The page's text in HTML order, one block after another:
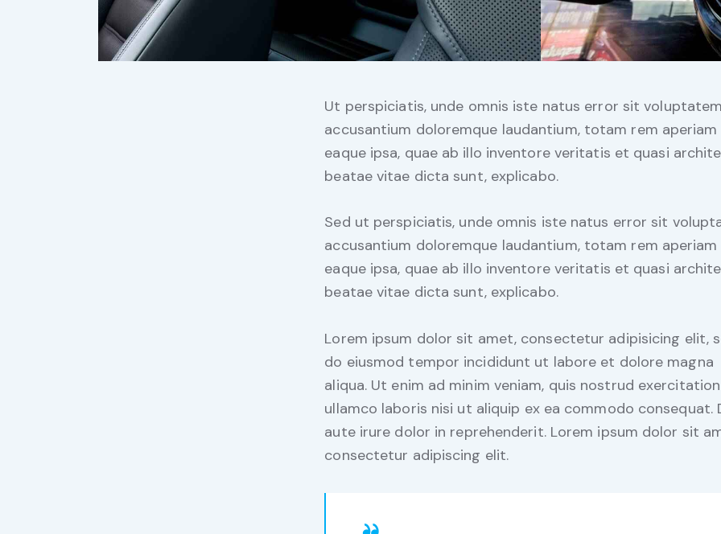
Ut perspiciatis, unde omnis iste natus error sit voluptatem
accusantium doloremque laudantium, totam rem aperiam
eaque ipsa, quae ab illo inventore veritatis et quasi
beatae vitae dicta sunt, explicabo.
Sed ut perspiciatis, unde omnis iste natus error sit
accusantium doloremque laudantium, totam rem aperiam
eaque ipsa, quae ab illo inventore veritatis et quasi
beatae vitae dicta sunt, explicabo.
Lorem ipsum dolor sit amet, consectetur adipisicing elit,
do eiusmod tempor incididunt ut labore et dolore magna
aliqua. Ut enim ad minim veniam, quis nostrud exercitation
ullamco laboris nisi ut aliquip ex ea commodo consequat.
aute irure dolor in reprehenderit. Lorem ipsum dolor sit
consectetur adipiscing elit.